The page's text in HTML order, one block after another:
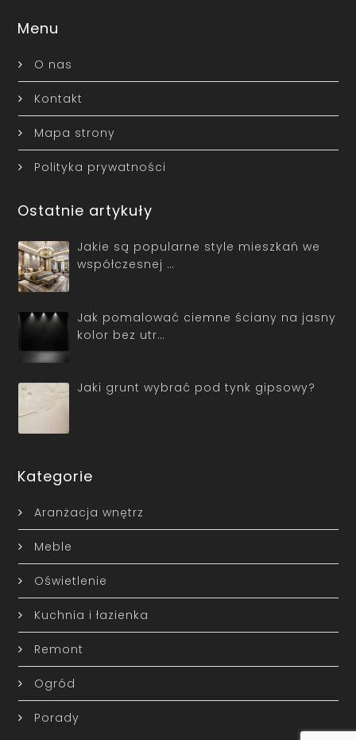
Menu
O nas
Kontakt
Mapa strony
Polityka prywatności
Ostatnie artykuły
Jakie są popularne style mieszkań we
współczesnej …
Jak pomalować ciemne ściany na jasny
kolor bez utr…
Jaki grunt wybrać pod tynk gipsowy?
Kategorie
Aranżacja wnętrz
Meble
Oświetlenie
Kuchnia i łazienka
Remont
Ogród
Porady